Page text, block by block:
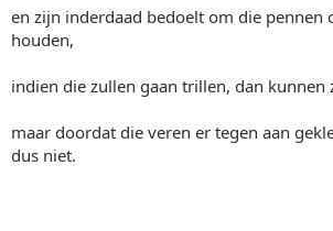
en zijn inderdaad bedoelt om die pennen
houden,
indien die zullen gaan trillen, dan kunnen
maar doordat die veren er tegen aan
dus niet.